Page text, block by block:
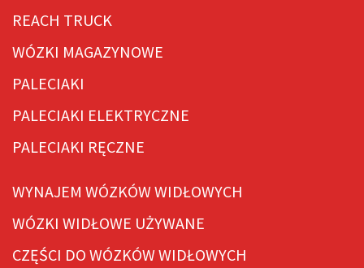
REACH TRUCK
WÓZKI MAGAZYNOWE
PALECIAKI
PALECIAKI ELEKTRYCZNE
PALECIAKI RĘCZNE
WYNAJEM WÓZKÓW WIDŁOWYCH
WÓZKI WIDŁOWE UŻYWANE
CZĘŚCI DO WÓZKÓW WIDŁOWYCH